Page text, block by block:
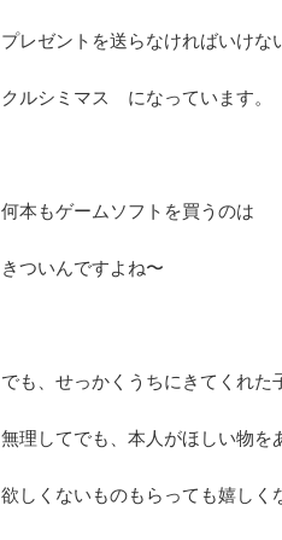
プレゼントを送らなければいけな
クルシミマス になっています。
何本もゲームソフトを買うのは
きついんですよね〜
でも、せっかくうちにきてくれた
無理してでも、本人がほしい物を
欲しくないものもらっても嬉しく